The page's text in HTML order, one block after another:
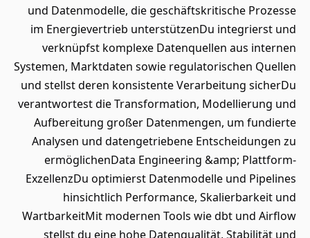
und Datenmodelle, die geschäftskritische Prozesse
im Energievertrieb unterstützenDu integrierst und
verknüpfst komplexe Datenquellen aus internen
Systemen, Marktdaten sowie regulatorischen Quellen
und stellst deren konsistente Verarbeitung sicherDu
verantwortest die Transformation, Modellierung und
Aufbereitung großer Datenmengen, um fundierte
Analysen und datengetriebene Entscheidungen zu
ermöglichenData Engineering &amp; Plattform-
ExzellenzDu optimierst Datenmodelle und Pipelines
hinsichtlich Performance, Skalierbarkeit und
WartbarkeitMit modernen Tools wie dbt und Airflow
stellst du eine hohe Datenqualität, Stabilität und